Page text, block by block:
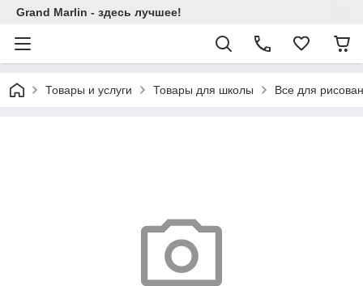
Grand Marlin - здесь лучшее!
Товары и услуги Товары для школы Все для